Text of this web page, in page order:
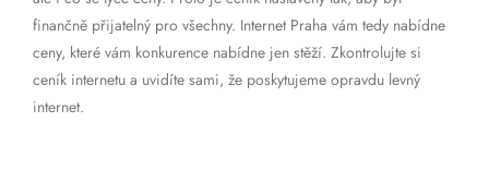
finančně přijatelný pro všechny. Internet Praha vám tedy nabídne
ceny, které vám konkurence nabídne jen stěží. Zkontrolujte si
ceník internetu a uvidíte sami, že poskytujeme opravdu levný
internet.